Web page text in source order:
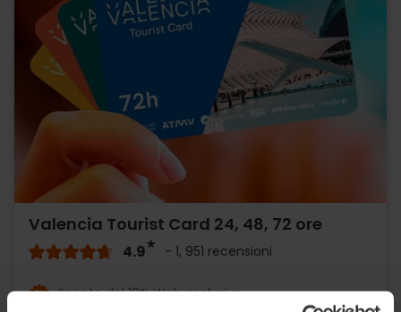
Valencia Tourist Card 24, 48, 72 ore
4.9 - 1, 951 recensioni
Sconto del 10% Web esclusivo